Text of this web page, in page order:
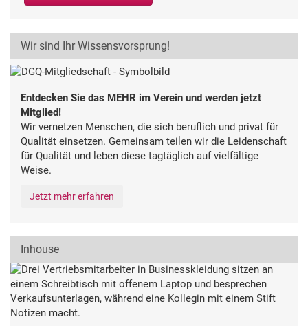
Wir sind Ihr Wissensvorsprung!
Entdecken Sie das MEHR im Verein und werden jetzt
Mitglied!
Wir vernetzen Menschen, die sich beruflich und privat für
Qualität einsetzen. Gemeinsam teilen wir die Leidenschaft
für Qualität und leben diese tagtäglich auf vielfältige
Weise.
Jetzt mehr erfahren
Inhouse